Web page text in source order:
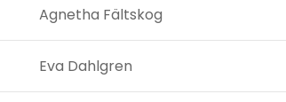
Agnetha Fältskog
Eva Dahlgren